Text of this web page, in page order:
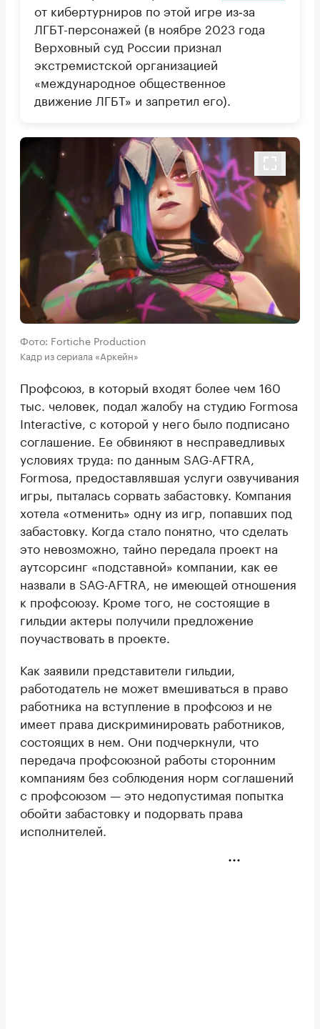
от кибертурниров по этой игре из‑за
ЛГБТ-персонажей (в ноябре 2023 года
Верховный суд России признал
экстремистской организацией
«международное общественное
движение ЛГБТ» и запретил его).
Фото: Fortiche Production
Кадр из сериала «Аркейн»
Профсоюз, в который входят более чем 160
тыс. человек, подал жалобу на студию Formosa
Interactive, с которой у него было подписано
соглашение. Ее обвиняют в несправедливых
условиях труда: по данным SAG-AFTRA,
Formosa, предоставлявшая услуги озвучивания
игры, пыталась сорвать забастовку. Компания
хотела «отменить» одну из игр, попавших под
забастовку. Когда стало понятно, что сделать
это невозможно, тайно передала проект на
аутсорсинг «подставной» компании, как ее
назвали в SAG-AFTRA, не имеющей отношения
к профсоюзу. Кроме того, не состоящие в
гильдии актеры получили предложение
поучаствовать в проекте.
Как заявили представители гильдии,
работодатель не может вмешиваться в право
работника на вступление в профсоюз и не
имеет права дискриминировать работников,
состоящих в нем. Они подчеркнули, что
передача профсоюзной работы сторонним
компаниям без соблюдения норм соглашений
с профсоюзом — это недопустимая попытка
обойти забастовку и подорвать права
исполнителей.